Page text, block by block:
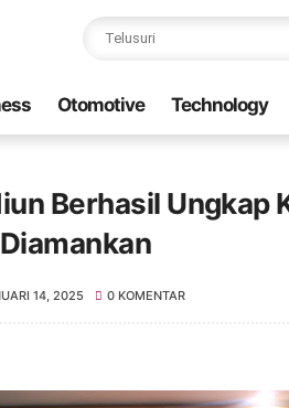
Otomotive Technology
Berhasil Ungkap
14, 2025 0 KOMENTAR